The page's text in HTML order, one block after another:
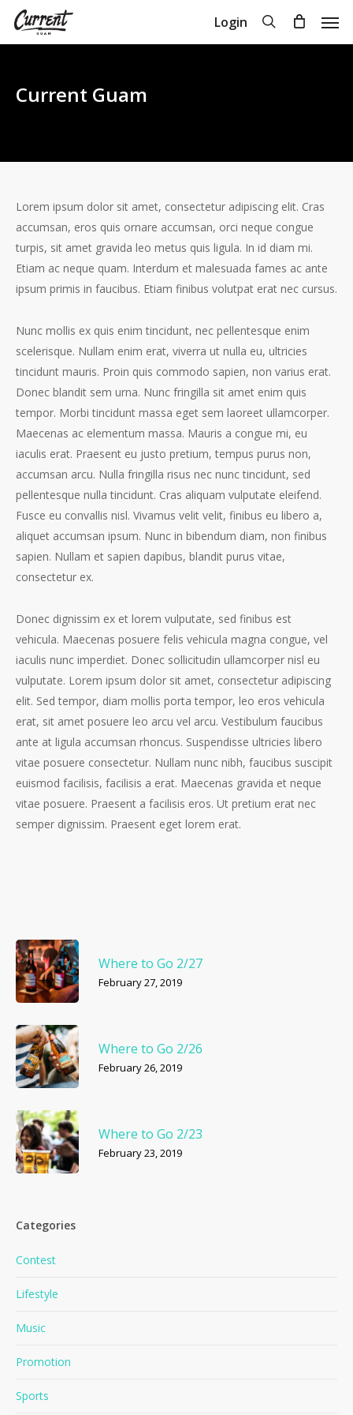
Skip
Login search
Cart
Current Guam
Lorem ipsum dolor sit amet, consectetur adipiscing elit. Cras
accumsan, eros quis ornare accumsan, orci neque congue
turpis, sit amet gravida leo metus quis ligula. In id diam mi.
Etiam ac neque quam. Interdum et malesuada fames ac ante
ipsum primis in faucibus. Etiam finibus volutpat erat nec cursus.
Nunc mollis ex quis enim tincidunt, nec pellentesque enim
scelerisque. Nullam enim erat, viverra ut nulla eu, ultricies
tincidunt mauris. Proin quis commodo sapien, non varius erat.
Donec blandit sem urna. Nunc fringilla sit amet enim quis
tempor. Morbi tincidunt massa eget sem laoreet ullamcorper.
Maecenas ac elementum massa. Mauris a congue mi, eu
iaculis erat. Praesent eu justo pretium, tempus purus non,
accumsan arcu. Nulla fringilla risus nec nunc tincidunt, sed
pellentesque nulla tincidunt. Cras aliquam vulputate eleifend.
Fusce eu convallis nisl. Vivamus velit velit, finibus eu libero a,
aliquet accumsan ipsum. Nunc in bibendum diam, non finibus
sapien. Nullam et sapien dapibus, blandit purus vitae,
consectetur ex.
Donec dignissim ex et lorem vulputate, sed finibus est
vehicula. Maecenas posuere felis vehicula magna congue, vel
iaculis nunc imperdiet. Donec sollicitudin ullamcorper nisl eu
vulputate. Lorem ipsum dolor sit amet, consectetur adipiscing
elit. Sed tempor, diam mollis porta tempor, leo eros vehicula
erat, sit amet posuere leo arcu vel arcu. Vestibulum faucibus
ante at ligula accumsan rhoncus. Suspendisse ultricies libero
vitae posuere consectetur. Nullam nunc nibh, faucibus suscipit
euismod facilisis, facilisis a erat. Maecenas gravida et neque
vitae posuere. Praesent a facilisis eros. Ut pretium erat nec
semper dignissim. Praesent eget lorem erat.
Where to Go 2/27
February 27, 2019
Where to Go 2/26
February 26, 2019
Where to Go 2/23
February 23, 2019
Categories
Contest
Lifestyle
Music
Promotion
Sports